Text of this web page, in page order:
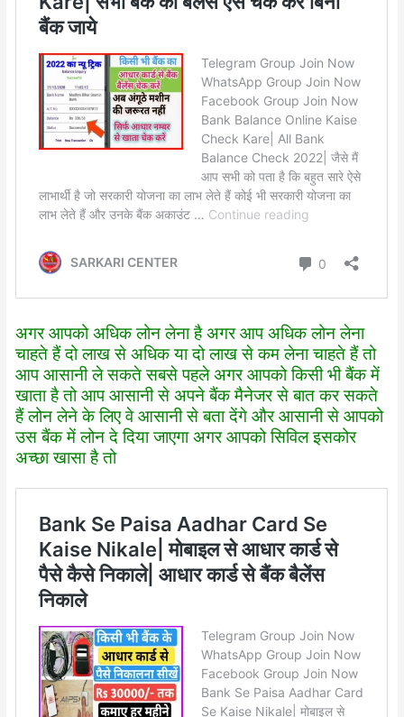
अगर आपको अधिक लोन लेना है अगर आप अधिक लोन लेना
चाहते हैं दो लाख से अधिक या दो लाख से कम लेना चाहते हैं तो
आप आसानी ले सकते सबसे पहले अगर आपको किसी भी बैंक में
खाता है तो आप आसानी से अपने बैंक मैनेजर से बात कर सकते
हैं लोन लेने के लिए वे आसानी से बता देंगे और आसानी से आपको
उस बैंक में लोन दे दिया जाएगा अगर आपको सिविल इसकोर
अच्छा खासा है तो